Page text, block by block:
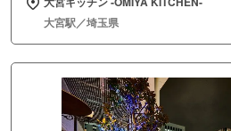
大宮駅／埼玉県